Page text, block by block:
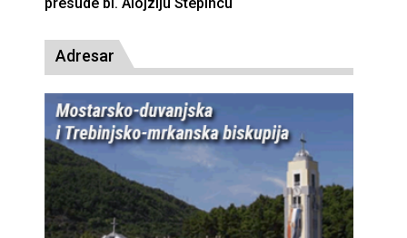
Adresar